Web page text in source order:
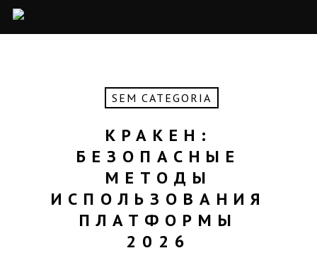
SEM CATEGORIA
КРАКЕН:
БЕЗОПАСНЫЕ
МЕТОДЫ
ИСПОЛЬЗОВАНИЯ
ПЛАТФОРМЫ
2026